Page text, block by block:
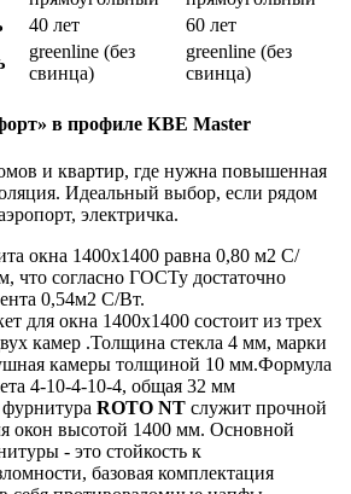
40 лет
60 лет
greenline (без
свинца)
greenline (без
свинца)
в профиле КBE Master
и квартир, где нужна повышенная
Идеальный выбор, если рядом
электричка.
окна 1400x1400 равна 0,80 м2 С/
что согласно ГОСТу достаточно
0,54м2 С/Вт.
для окна 1400x1400 состоит из трех
камер .Толщина стекла 4 мм, марки
камеры толщиной 10 мм.Формула
4-10-4-10-4, общая 32 мм
ROTO NT служит прочной
окон высотой 1400 мм. Основной
- это стойкость к
базовая комплектация